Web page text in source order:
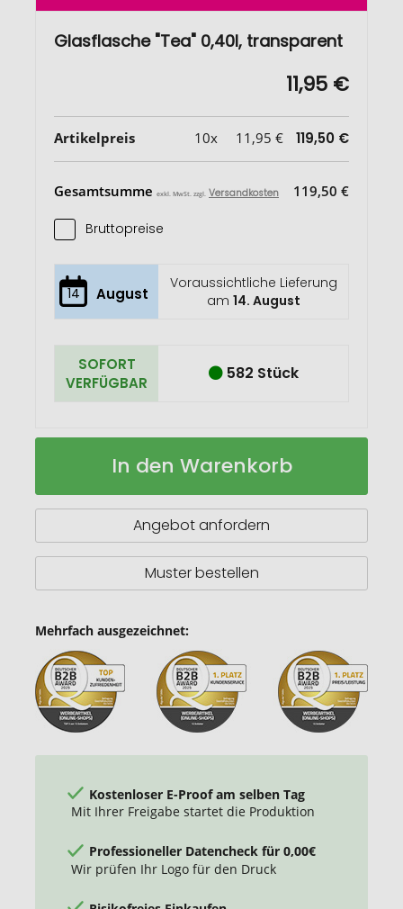
Glasflasche "Tea" 0,40l, transparent
11,95 €
Artikelpreis 10x 11,95 € 119,50 €
Gesamtsumme exkl. MwSt. zzgl. Versandkosten 119,50 €
Bruttopreise
14 August
Voraussichtliche Lieferung
am 14. August
SOFORT
VERFÜGBAR
582 Stück
Glasflasche
Auf
In den Warenkorb
Angebot anfordern
Muster bestellen
Mehrfach ausgezeichnet:
Kostenloser E-Proof am selben Tag
Mit Ihrer Freigabe startet die Produktion
Professioneller Datencheck für 0,00€
Wir prüfen Ihr Logo für den Druck